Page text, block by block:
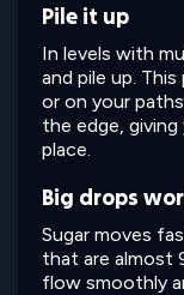
Pile it up
In levels with
and pile up.
or on your
the edge,
place.
Big drops
Sugar moves
that are almost
flow smoothly